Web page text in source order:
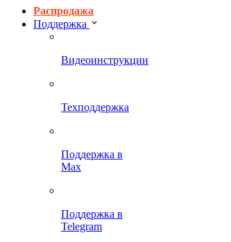
Распродажа
Поддержка
Видеоинструкции
Техподдержка
Поддержка в
Max
Поддержка в
Telegram